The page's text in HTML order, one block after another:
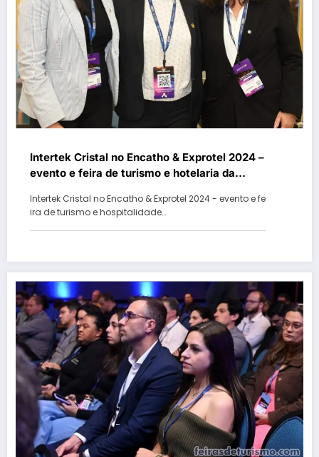
Intertek Cristal no Encatho & Exprotel 2024 –
evento e feira de turismo e hotelaria da
Intertek Cristal no Encatho & Exprotel 2024 - evento e fe
ira de turismo e hospitalidade…